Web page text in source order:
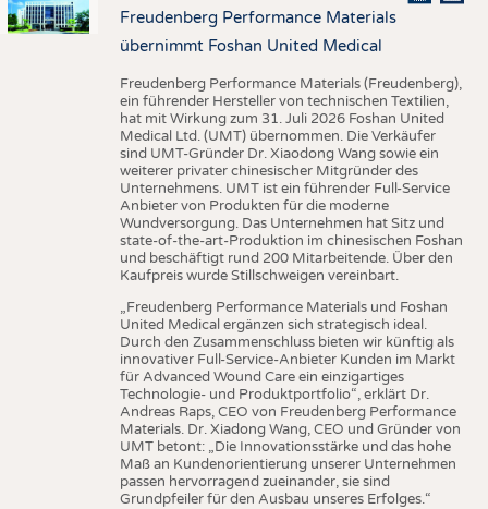
Freudenberg Performance Materials
übernimmt Foshan United Medical
Freudenberg Performance Materials (Freudenberg),
ein führender Hersteller von technischen Textilien,
hat mit Wirkung zum 31. Juli 2026 Foshan United
Medical Ltd. (UMT) übernommen. Die Verkäufer
sind UMT-Gründer Dr. Xiaodong Wang sowie ein
weiterer privater chinesischer Mitgründer des
Unternehmens. UMT ist ein führender Full-Service
Anbieter von Produkten für die moderne
Wundversorgung. Das Unternehmen hat Sitz und
state-of-the-art-Produktion im chinesischen Foshan
und beschäftigt rund 200 Mitarbeitende. Über den
Kaufpreis wurde Stillschweigen vereinbart.
„Freudenberg Performance Materials und Foshan
United Medical ergänzen sich strategisch ideal.
Durch den Zusammenschluss bieten wir künftig als
innovativer Full-Service-Anbieter Kunden im Markt
für Advanced Wound Care ein einzigartiges
Technologie- und Produktportfolio“, erklärt Dr.
Andreas Raps, CEO von Freudenberg Performance
Materials. Dr. Xiadong Wang, CEO und Gründer von
UMT betont: „Die Innovationsstärke und das hohe
Maß an Kundenorientierung unserer Unternehmen
passen hervorragend zueinander, sie sind
Grundpfeiler für den Ausbau unseres Erfolges.“